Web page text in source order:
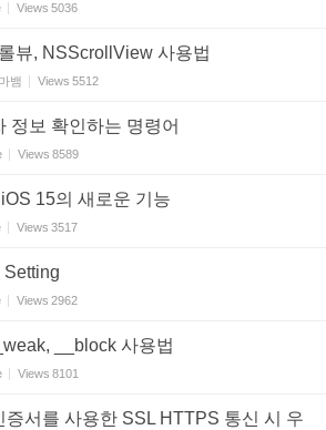
Views 5036
뷰, NSScrollView 사용법
뱀 Views 5512
정보 확인하는 명령어
Views 8589
15의 새로운 기능
Views 3517
Setting
Views 2962
__block 사용법
Views 8101
증서를 사용한 SSL HTTPS 통신 시 우